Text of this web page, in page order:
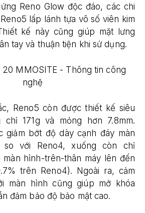
Reno Glow độc đáo, các chi
lấp lánh tựa vô số viên kim
kế này cũng giúp mặt lưng
tay và thuận tiện khi sử dụng.
Reno5 còn được thiết kế siêu
chỉ 171g và mỏng hơn 7.8mm.
giảm bớt độ dày cạnh đáy màn
so với Reno4, xuống còn chỉ
màn hình-trên-thân máy lên đến
trên Reno4). Ngoài ra, cảm
màn hình cũng giúp mở khóa
đảm bảo độ bảo mật cao.